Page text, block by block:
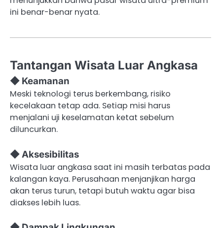
ini benar-benar nyata.
Tantangan Wisata Luar Angkasa
◆ Keamanan
Meski teknologi terus berkembang, risiko
kecelakaan tetap ada. Setiap misi harus
menjalani uji keselamatan ketat sebelum
diluncurkan.
◆ Aksesibilitas
Wisata luar angkasa saat ini masih terbatas pada
kalangan kaya. Perusahaan menjanjikan harga
akan terus turun, tetapi butuh waktu agar bisa
diakses lebih luas.